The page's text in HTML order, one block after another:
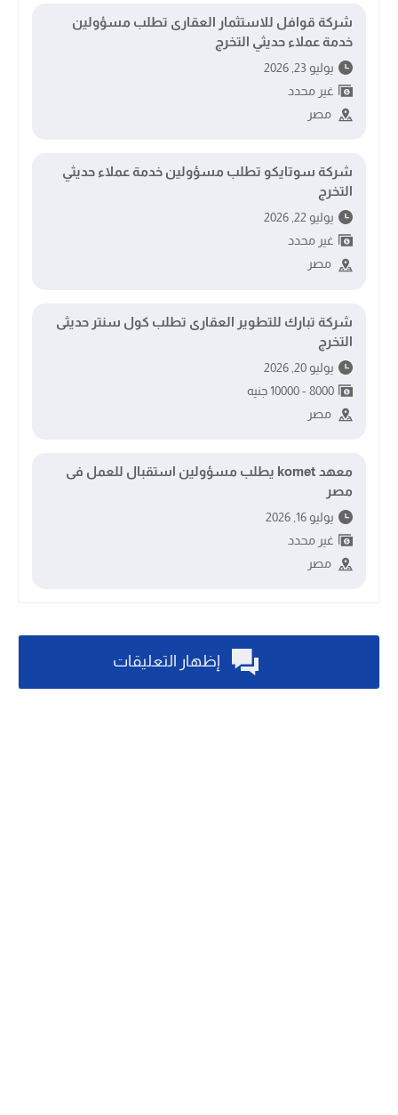
شركة قوافل للاستثمار العقارى تطلب مسؤولين
خدمة عملاء حديثي التخرج
يوليو 23, 2026
غير محدد
مصر
شركة سوتايكو تطلب مسؤولين خدمة عملاء حديثي
التخرج
يوليو 22, 2026
غير محدد
مصر
شركة تبارك للتطوير العقارى تطلب كول سنتر حديثى
التخرج
يوليو 20, 2026
8000 - 10000 جنيه
مصر
معهد komet يطلب مسؤولين استقبال للعمل فى
مصر
يوليو 16, 2026
غير محدد
مصر
إظهار التعليقات